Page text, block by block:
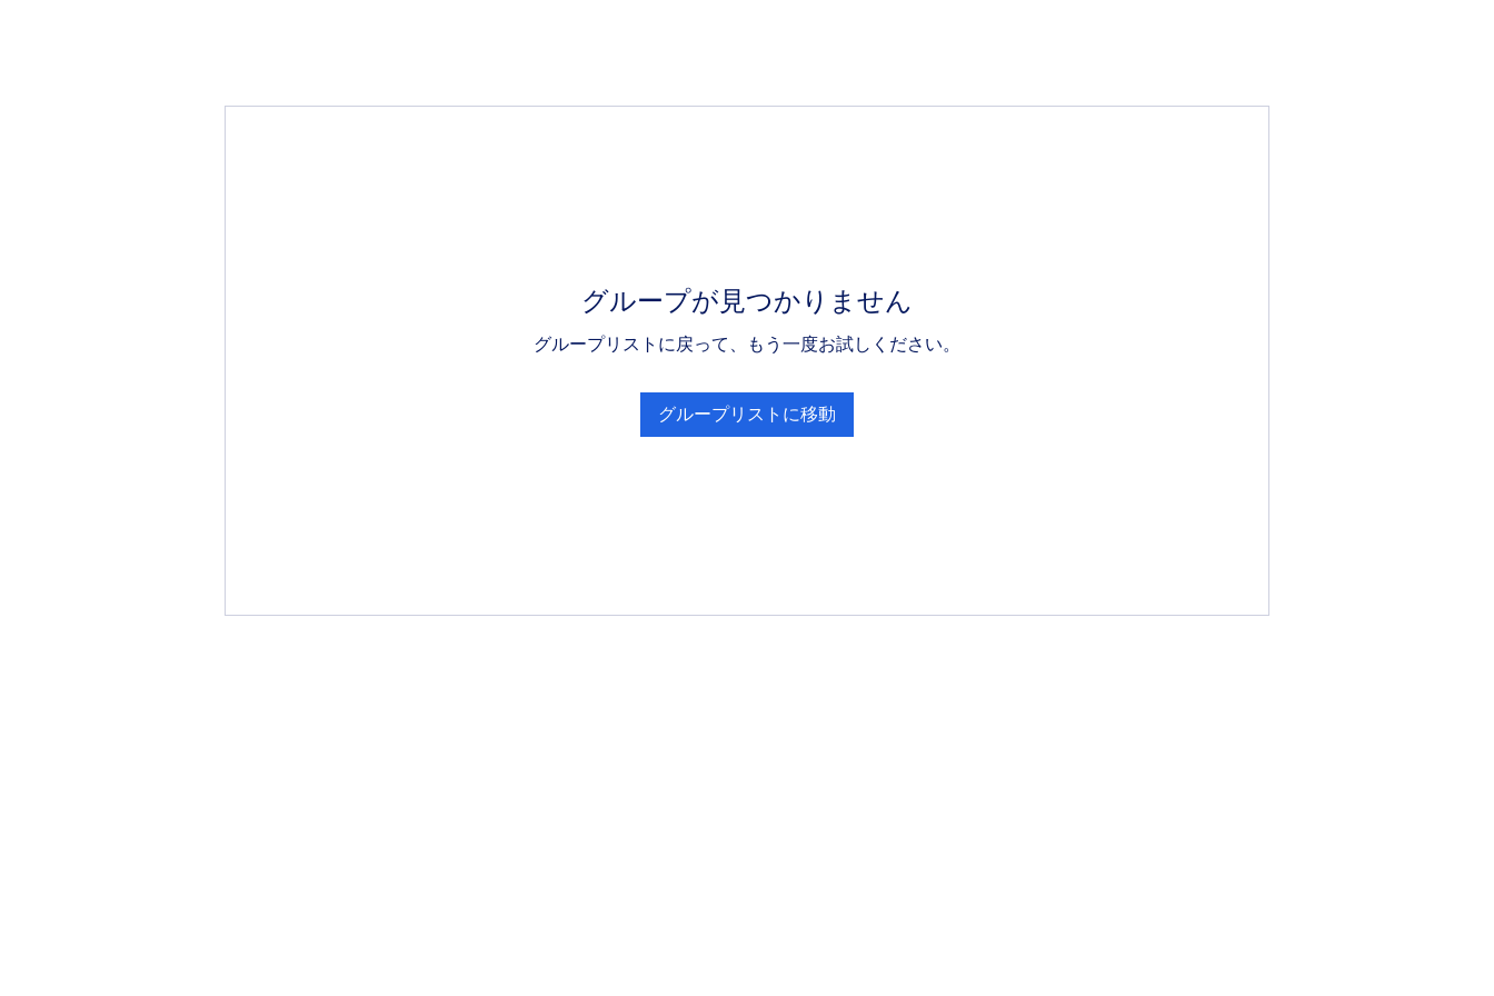
グループが見つかりません
グループリストに戻って、もう一度お試しください。
グループリストに移動